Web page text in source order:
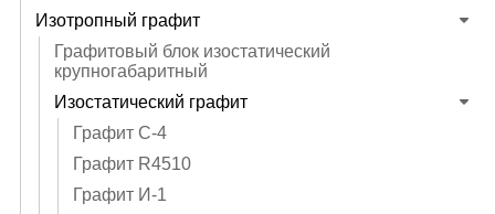
Изотропный графит
Графитовый блок изостатический
крупногабаритный
Изостатический графит
Графит C-4
Графит R4510
Графит И-1